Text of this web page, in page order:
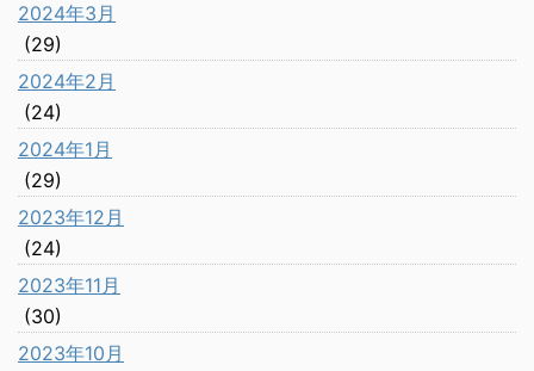
2024年3月
(29)
2024年2月
(24)
2024年1月
(29)
2023年12月
(24)
2023年11月
(30)
2023年10月